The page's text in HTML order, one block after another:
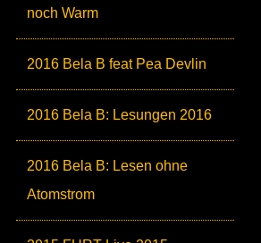
noch Warm
2016 Bela B feat Pea Devlin
2016 Bela B: Lesungen 2016
2016 Bela B: Lesen ohne
Atomstrom